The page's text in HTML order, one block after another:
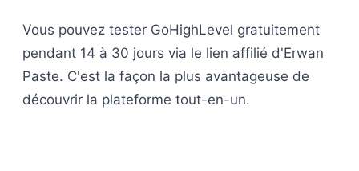
Vous pouvez tester GoHighLevel gratuitement
pendant 14 à 30 jours via le lien affilié d'Erwan
Paste. C'est la façon la plus avantageuse de
découvrir la plateforme tout-en-un.